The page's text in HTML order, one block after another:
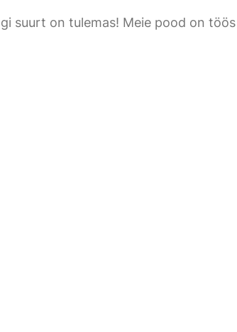
suurt on tulemas! Meie pood on